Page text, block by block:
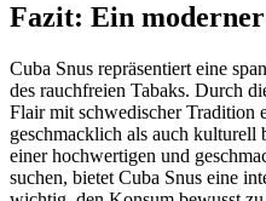
Fazit: Ein
Cuba Snus repräsentiert eine
des rauchfreien Tabaks. Durch
Flair mit schwedischer Tradition
geschmacklich als auch kulturell
einer hochwertigen und
suchen, bietet Cuba Snus eine